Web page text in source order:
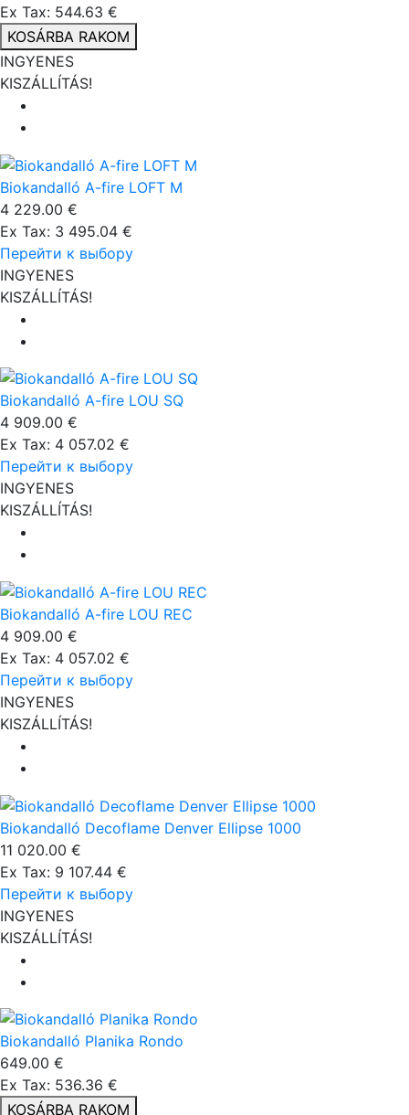
Ex Tax: 544.63 €
KOSÁRBA RAKOM
INGYENES
KISZÁLLÍTÁS!
Biokandalló A-fire LOFT M
4 229.00 €
Ex Tax: 3 495.04 €
Перейти к выбору
INGYENES
KISZÁLLÍTÁS!
Biokandalló A-fire LOU SQ
4 909.00 €
Ex Tax: 4 057.02 €
Перейти к выбору
INGYENES
KISZÁLLÍTÁS!
Biokandalló A-fire LOU REC
4 909.00 €
Ex Tax: 4 057.02 €
Перейти к выбору
INGYENES
KISZÁLLÍTÁS!
Biokandalló Decoflame Denver Ellipse 1000
11 020.00 €
Ex Tax: 9 107.44 €
Перейти к выбору
INGYENES
KISZÁLLÍTÁS!
Biokandalló Planika Rondo
649.00 €
Ex Tax: 536.36 €
KOSÁRBA RAKOM